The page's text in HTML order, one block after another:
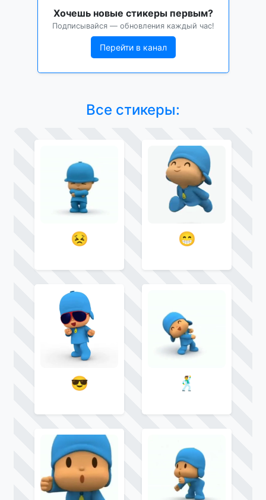
Хочешь новые стикеры первым?
Подписывайся — обновления каждый час!
Перейти в канал
Все стикеры:
😣 😁
😎 🕺